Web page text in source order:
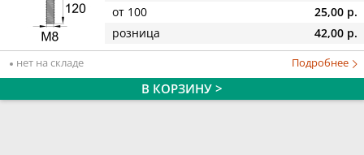
от 100
25,00 р.
розница
42,00 р.
нет на складе Подробнее
В КОРЗИНУ >